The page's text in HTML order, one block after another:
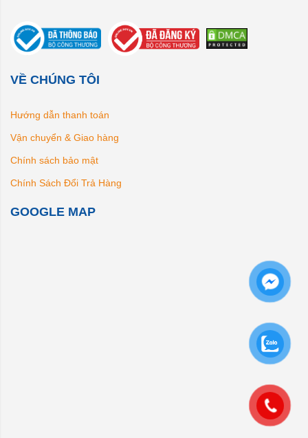
VỀ CHÚNG TÔI
Hướng dẫn thanh toán
Vận chuyển & Giao hàng
Chính sách bảo mật
Chính Sách Đổi Trả Hàng
GOOGLE MAP